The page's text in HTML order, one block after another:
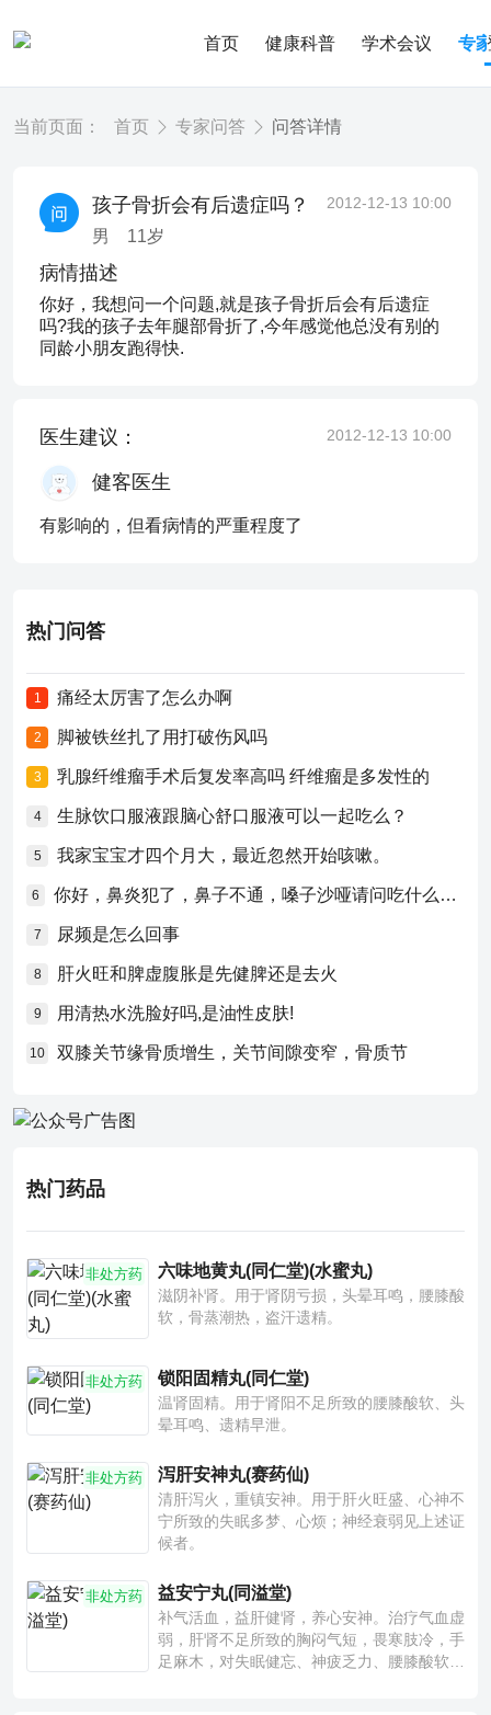
首页 健康科普 学术会议 专
当前页面： 首页 专家问答 问答详情
孩子骨折会有后遗症吗？
男 11岁
2012-12-13 10:00
病情描述
你好，我想问一个问题,就是孩子骨折后会有后遗症
吗?我的孩子去年腿部骨折了,今年感觉他总没有别的
同龄小朋友跑得快.
医生建议： 2012-12-13 10:00
健客医生
有影响的，但看病情的严重程度了
热门问答
1 痛经太厉害了怎么办啊
2 脚被铁丝扎了用打破伤风吗
3 乳腺纤维瘤手术后复发率高吗 纤维瘤是多发性的
4 生脉饮口服液跟脑心舒口服液可以一起吃么？
5 我家宝宝才四个月大，最近忽然开始咳嗽。
6 你好，鼻炎犯了，鼻子不通，嗓子沙哑请问吃什么药比较好？
7 尿频是怎么回事
8 肝火旺和脾虚腹胀是先健脾还是去火
9 用清热水洗脸好吗,是油性皮肤!
10 双膝关节缘骨质增生，关节间隙变窄，骨质节
热门药品
非处方药 六味地黄丸(同仁堂)(水蜜丸)
滋阴补肾。用于肾阴亏损，头晕耳鸣，腰膝酸
软，骨蒸潮热，盗汗遗精。
非处方药 锁阳固精丸(同仁堂)
温肾固精。用于肾阳不足所致的腰膝酸软、头
晕耳鸣、遗精早泄。
非处方药 泻肝安神丸(赛药仙)
清肝泻火，重镇安神。用于肝火旺盛、心神不
宁所致的失眠多梦、心烦；神经衰弱见上述证
候者。
非处方药 益安宁丸(同溢堂)
补气活血，益肝健肾，养心安神。治疗气血虚
弱，肝肾不足所致的胸闷气短，畏寒肢冷，手
足麻木，对失眠健忘、神疲乏力、腰膝酸软也